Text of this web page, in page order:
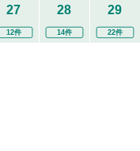
27
12件
28
14件
29
22件